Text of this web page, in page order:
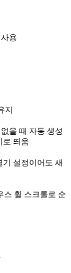
용
지
을 때 자동 생성
로 띄움
설정이어도 새
스 휠 스크롤로 순